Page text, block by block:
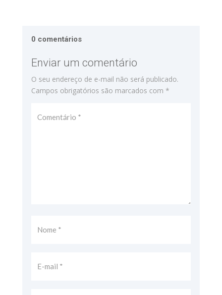
0 comentários
Enviar um comentário
O seu endereço de e-mail não será publicado.
Campos obrigatórios são marcados com *